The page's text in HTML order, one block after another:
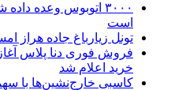
۳۰۰۰ اتوبوس وعده
است
تونل زیارباغ جاده هراز
فروش فوری دنا پلاس
خرید اعلام شد